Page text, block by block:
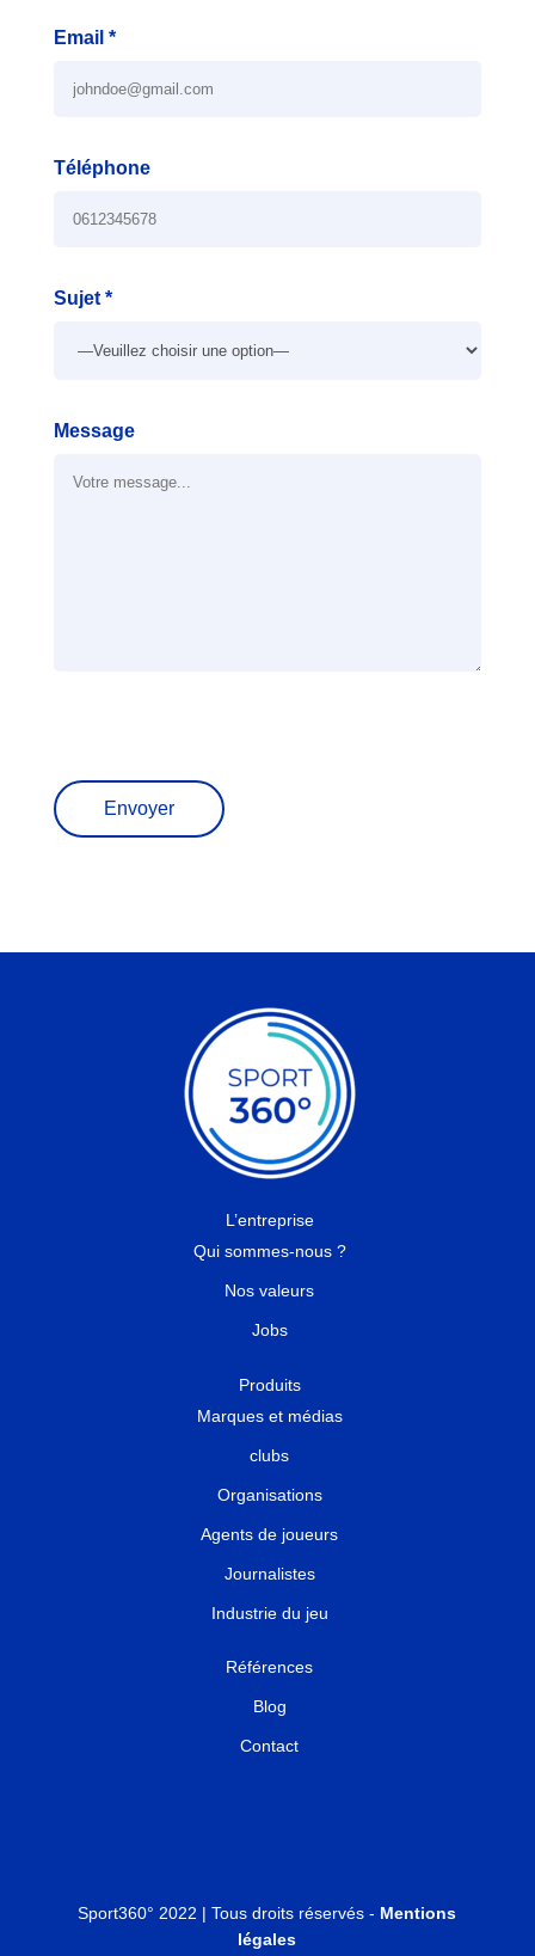
Email *
Téléphone
Sujet *
Message
L’entreprise
Qui sommes-nous ?
Nos valeurs
Jobs
Produits
Marques et médias
clubs
Organisations
Agents de joueurs
Journalistes
Industrie du jeu
Références
Blog
Contact
Sport360° 2022 | Tous droits réservés - Mentions
légales